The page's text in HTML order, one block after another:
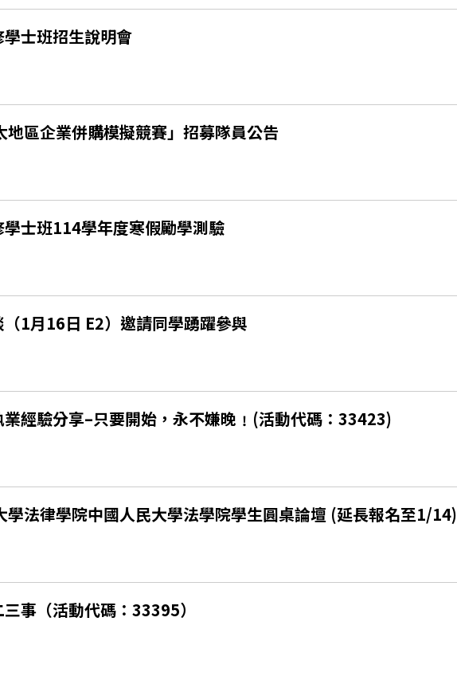
學士班招生說明會
地區企業併購模擬競賽」招募隊員公告
學士班114學年度寒假勵學測驗
（1月16日 E2）邀請同學踴躍參與
業經驗分享–只要開始，永不嫌晚﹗(活動代碼：33423)
學法律學院中國人民大學法學院學生圓桌論壇 (延長報名至1/14)
事（活動代碼：33395）